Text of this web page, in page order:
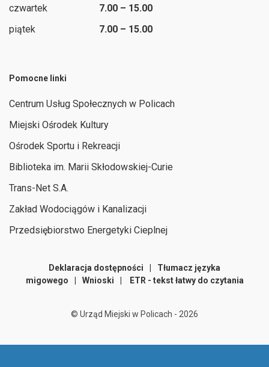
czwartek
7.00 – 15.00
piątek
7.00 – 15.00
Pomocne linki
Centrum Usług Społecznych w Policach
Miejski Ośrodek Kultury
Ośrodek Sportu i Rekreacji
Biblioteka im. Marii Skłodowskiej-Curie
Trans-Net S.A.
Zakład Wodociągów i Kanalizacji
Przedsiębiorstwo Energetyki Cieplnej
Deklaracja dostępności
Tłumacz języka
migowego
Wnioski ETR - tekst łatwy do czytania
© Urząd Miejski w Policach - 2026